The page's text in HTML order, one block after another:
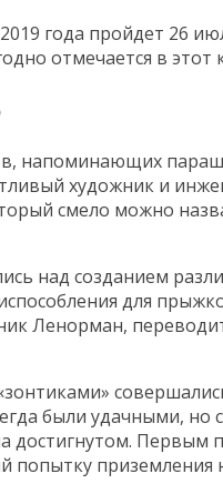
года пройдет 26
отмечается в
напоминающих
художник и
смело можно
над созданием
для
Ленорман,
были удачными, но
достигнутом. Первым
приземления